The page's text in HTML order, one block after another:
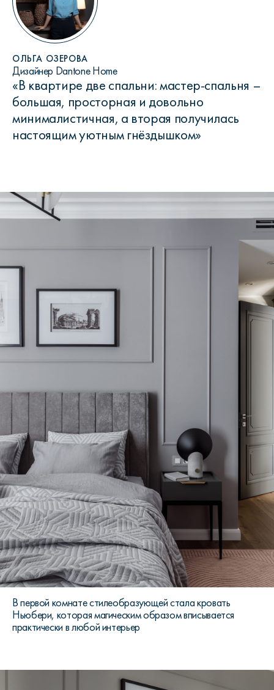
ОЛЬГА ОЗЕРОВА
Дизайнер Dantone Home
«В квартире две спальни: мастер-спальня –
большая, просторная и довольно
минималистичная, а вторая получилась
настоящим уютным гнёздышком»
В первой комнате стилеобразующей стала кровать
Ньюбери, которая магическим образом вписывается
практически в любой интерьер